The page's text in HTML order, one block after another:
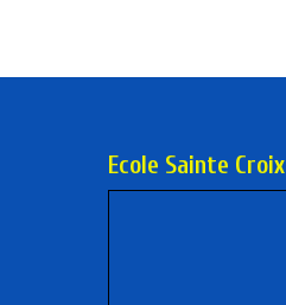
Ecole Sainte Croix